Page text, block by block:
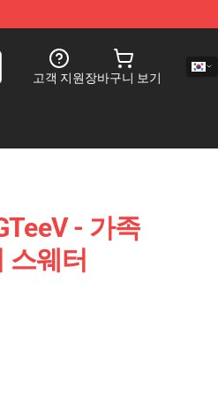
고객 지원장바구니 보기
- 가족
스웨터